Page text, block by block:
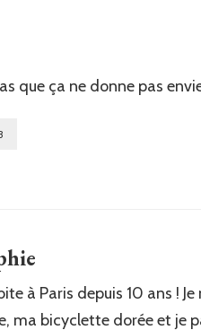
que ça ne donne pas
à Paris depuis 10 ans !
ma bicyclette dorée et je